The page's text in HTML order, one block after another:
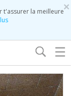
×
t'assurer la meilleure
☰